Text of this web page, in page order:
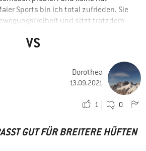
Sports bin ich total zufrieden. Sie
und sitzt trotzdem
scheuert und kratzt auf meiner
kalten Temperaturen oder leichtem
und trocken. Bei einer Größe von
VS
Dorothea
13.09.2021
1 0
GUT FÜR BREITERE HÜFTEN